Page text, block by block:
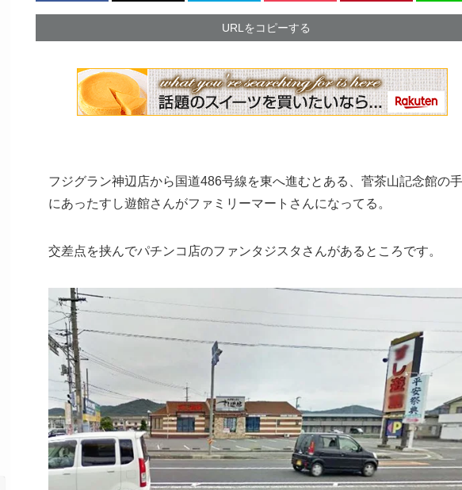
URLをコピーする
フジグラン神辺店から国道486号線を東へ進むとある、菅茶山記念館の
にあったすし遊館さんがファミリーマートさんになってる。
交差点を挟んでパチンコ店のファンタジスタさんがあるところです。